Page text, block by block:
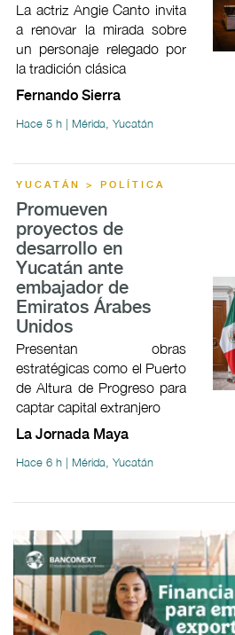
La actriz Angie Canto invita
a renovar la mirada sobre
un personaje relegado por
la tradición clásica
Fernando Sierra
Hace 5 h | Mérida, Yucatán
YUCATÁN > POLÍTICA
Promueven
proyectos de
desarrollo en
Yucatán ante
embajador de
Emiratos Árabes
Unidos
Presentan obras
estratégicas como el Puerto
de Altura de Progreso para
captar capital extranjero
La Jornada Maya
Hace 6 h | Mérida, Yucatán